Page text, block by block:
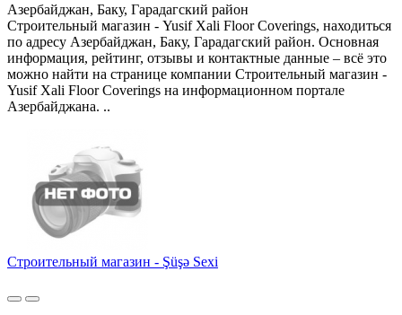
Азербайджан, Баку, Гарадагский район
Строительный магазин - Yusif Xali Floor Coverings, находиться
по адресу Азербайджан, Баку, Гарадагский район. Основная
информация, рейтинг, отзывы и контактные данные – всё это
можно найти на странице компании Строительный магазин -
Yusif Xali Floor Coverings на информационном портале
Азербайджана. ..
Строительный магазин - Şüşə Sexi